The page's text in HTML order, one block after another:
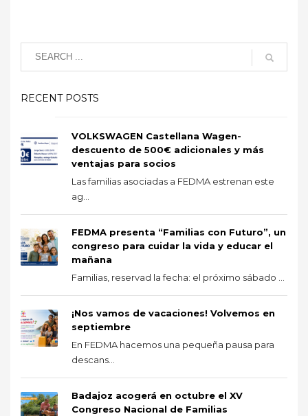
RECENT POSTS
VOLKSWAGEN Castellana Wagen-
descuento de 500€ adicionales y más
ventajas para socios
Las familias asociadas a FEDMA estrenan este
ag...
FEDMA presenta “Familias con Futuro”, un
congreso para cuidar la vida y educar el
mañana
Familias, reservad la fecha: el próximo sábado ...
¡Nos vamos de vacaciones! Volvemos en
septiembre
En FEDMA hacemos una pequeña pausa para
descans...
Badajoz acogerá en octubre el XV
Congreso Nacional de Familias